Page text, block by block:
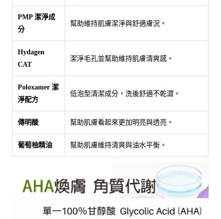
PMP 潔淨成
分
幫助維持肌膚潔淨與舒適膚況。
Hydagen
CAT
潔淨毛孔並幫助維持肌膚清爽感。
Poloxamer 潔
淨配方
低泡型清潔成分，洗後舒適不乾澀。
傳明酸 幫助肌膚看起來更加明亮與透亮。
葡萄柚精油 幫助肌膚維持清爽與油水平衡。